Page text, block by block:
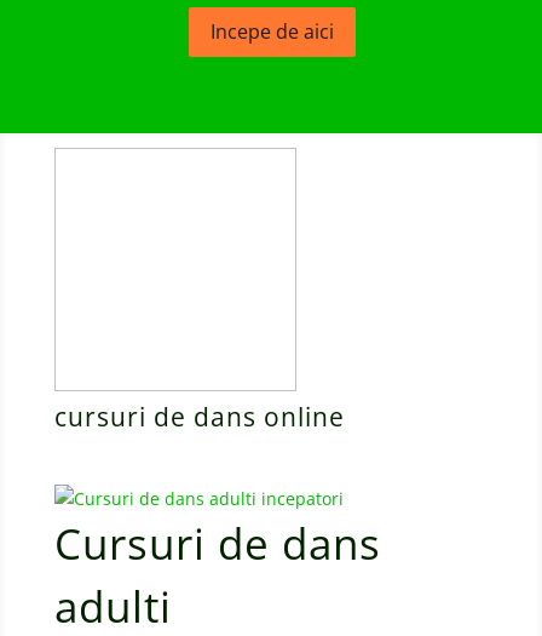
Incepe de aici
cursuri de dans online
Cursuri de dans
adulti